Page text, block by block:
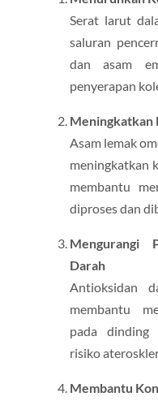
Serat larut
saluran
dan asam
penyerapan
Meningkatkan
Asam lemak
meningkatkan
membantu
diproses dan
Mengurangi
Darah
Antioksidan
membantu
pada dinding
risiko
Membantu